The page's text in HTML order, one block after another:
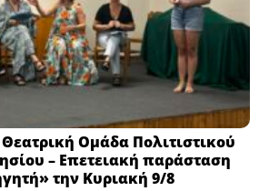
Θεατρική Ομάδα Πολιτιστικού
– Επετειακή παράσταση
την Κυριακή 9/8